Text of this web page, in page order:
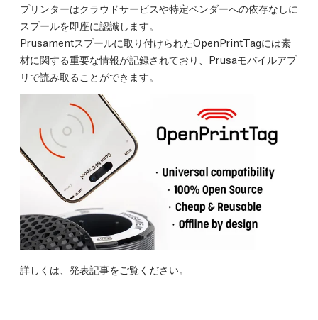
プリンターはクラウドサービスや特定ベンダーへの依存なしに
スプールを即座に認識します。
Prusamentスプールに取り付けられたOpenPrintTagには素
材に関する重要な情報が記録されており、 Prusaモバイルアプ
リ で読み取ることができます。
詳しくは、 発表記事をご覧ください。